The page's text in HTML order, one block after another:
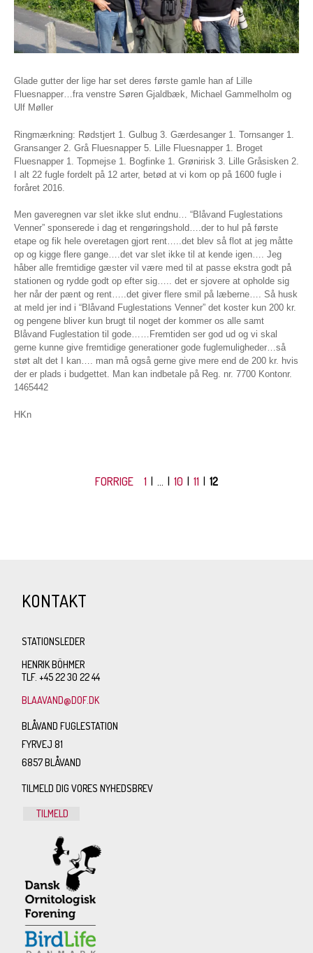
Glade gutter der lige har set deres første gamle han af Lille
Fluesnapper…fra venstre Søren Gjaldbæk, Michael Gammelholm og
Ulf Møller
Ringmærkning: Rødstjert 1. Gulbug 3. Gærdesanger 1. Tornsanger 1.
Gransanger 2. Grå Fluesnapper 5. Lille Fluesnapper 1. Broget
Fluesnapper 1. Topmejse 1. Bogfinke 1. Grønirisk 3. Lille Gråsisken 2.
I alt 22 fugle fordelt på 12 arter, betød at vi kom op på 1600 fugle i
foråret 2016.
Men gaveregnen var slet ikke slut endnu… “Blåvand Fuglestations
Venner” sponserede i dag et rengøringshold….der to hul på første
etape og fik hele overetagen gjort rent…..det blev så flot at jeg måtte
op og kigge flere gange….det var slet ikke til at kende igen…. Jeg
håber alle fremtidige gæster vil være med til at passe ekstra godt på
stationen og rydde godt op efter sig….. det er sjovere at opholde sig
her når der pænt og rent…..det giver flere smil på læberne…. Så husk
at meld jer ind i “Blåvand Fuglestations Venner” det koster kun 200 kr.
og pengene bliver kun brugt til noget der kommer os alle samt
Blåvand Fuglestation til gode……Fremtiden ser god ud og vi skal
gerne kunne give fremtidige generationer gode fuglemuligheder…så
støt alt det I kan…. man må også gerne give mere end de 200 kr. hvis
der er plads i budgettet. Man kan indbetale på Reg. nr. 7700 Kontonr.
1465442
HKn
FORRIGE 1 | ... | 10 | 11 | 12
KONTAKT
STATIONSLEDER
HENRIK BÖHMER
TLF. +45 22 30 22 44
BLAAVAND@DOF.DK
BLÅVAND FUGLESTATION
FYRVEJ 81
6857 BLÅVAND
TILMELD DIG VORES NYHEDSBREV
TILMELD